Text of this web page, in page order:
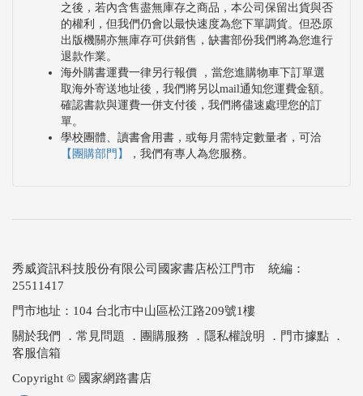
之後，若內含售盡無庫存之商品，本公司保留出貨與否
的權利，但我們仍會以最快速度為您下單調貨。但恐原
出版機關亦無庫存可供銷售，缺書部份我們將為您進行
退款作業。
海外購書運費一律另行報價 ，當您進購物車下訂單選
取海外寄送地址後，我們將另以mail通知您運費金額。
確認書款與運費一併支付後，我們將儘速處理您的訂
單。
學校團體、讀書會用書，或每月需特定數量者，可洽
【團購部門】
，我們有專人為您服務。
秀威資訊科技股份有限公司國家書店松江門市 統編：
25511417
門市地址：104 台北市中山區松江路209號1樓
關於我們
． 常見問題 ． 團購服務 ． 隱私權說明 ． 門市據點 ．
客服信箱
Copyright © 國家網路書店